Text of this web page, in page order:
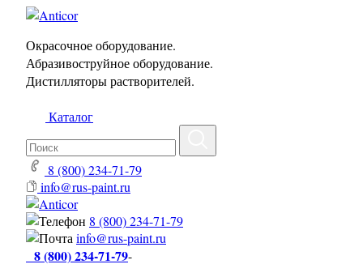
Окрасочное оборудование.
Абразивоструйное оборудование.
Дистилляторы растворителей.
Каталог
8 (800) 234-71-79
info@rus-paint.ru
8 (800) 234-71-79
info@rus-paint.ru
8 (800) 234-71-79-